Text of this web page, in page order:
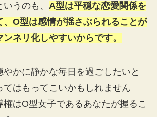
うのも、 A型は平穏な恋愛関係を
、O型は感情が揺さぶられることが
ネリ化しやすいからです。
やかに静かな毎日を過ごしたいと
てはもってこいかもしれません
権はO型女子であるあなたが握るこ